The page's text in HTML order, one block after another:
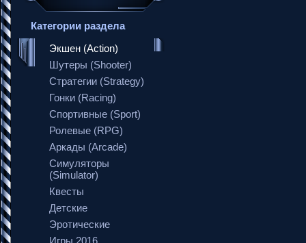
Категории раздела
Экшен (Action)
Шутеры (Shooter)
Стратегии (Strategy)
Гонки (Racing)
Спортивные (Sport)
Ролевые (RPG)
Аркады (Arcade)
Симуляторы
(Simulator)
Квесты
Детские
Эротические
Игры 2016